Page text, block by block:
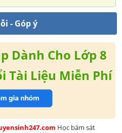
- Góp ý
Dành Cho Lớp 8
Tài Liệu Miễn Phí
Học bám sát